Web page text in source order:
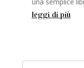
leggi di più